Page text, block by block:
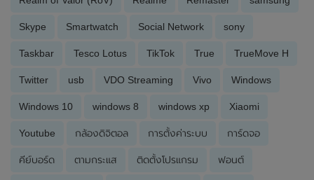
Skype Smartwatch Social Network sony
Taskbar Tesco Lotus TikTok True TrueMove H
Twitter usb VDO Streaming Vivo Windows
Windows 10 windows 8 windows xp Xiaomi
Youtube กล้องดิจิตอล การตั้งค่าระบบ การ์ดจอ
คีย์บอร์ด ตามกระแส ติดตั้งโปรแกรม ฟอนต์